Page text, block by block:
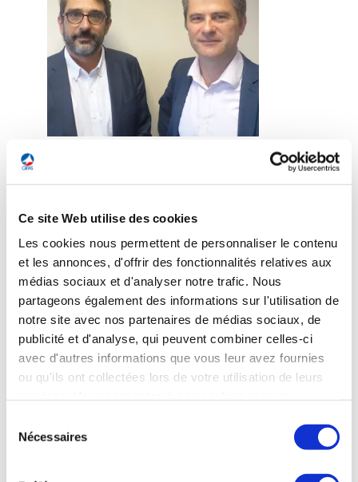
Ce site Web utilise des cookies
Les cookies nous permettent de personnaliser le contenu
et les annonces, d'offrir des fonctionnalités relatives aux
médias sociaux et d'analyser notre trafic. Nous
partageons également des informations sur l'utilisation de
notre site avec nos partenaires de médias sociaux, de
publicité et d'analyse, qui peuvent combiner celles-ci
avec d'autres informations que vous leur avez fournies
ou qu'ils ont collectées lors de votre utilisation de leurs
Nécessaires
"Curtiss Wright commercialise auprès de plus
de 80 forces aériennes, des brins d’arrêt et des
sécurité des pilotes et des avions de chasse en
cas d'urgence. Notre expertise en
développement et production, dans des
domaines aussi variés que l'électronique, le
textile, la mécanique, l’hydraulique, le
pneumatique et le génie civil, nous permet de
proposer des solutions clé-en-main innovantes
répondant aux besoins d'un marché en
constante évolution. Adhérer au GIFAS est une
avec les entreprises françaises de la filière